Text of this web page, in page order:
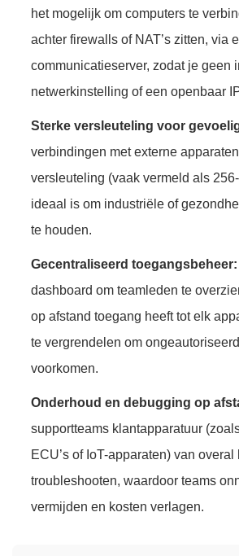
het mogelijk om computers te
achter firewalls of NAT’s zitten, via
communicatieserver, zodat je geen
netwerkinstelling of een openbaar
Sterke versleuteling voor
verbindingen met externe
versleuteling (vaak vermeld als
ideaal is om industriële of
te houden.
Gecentraliseerd toegangsbeheer:
dashboard om teamleden te
op afstand toegang heeft tot elk
te vergrendelen om
voorkomen.
Onderhoud en debugging op
supportteams klantapparatuur
ECU’s of IoT-apparaten) van
troubleshooten, waardoor teams
vermijden en kosten verlagen.